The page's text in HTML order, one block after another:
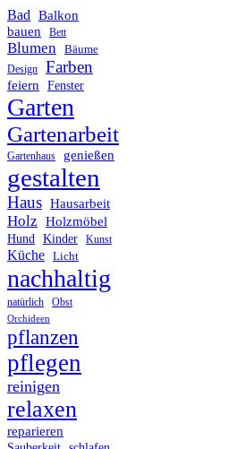
Bad
Balkon
bauen
Bett
Blumen Bäume
Design Farben
feiern Fenster
Garten
Gartenarbeit
Gartenhaus genießen
gestalten
Haus Hausarbeit
Holz Holzmöbel
Hund Kinder Kunst
Küche Licht
nachhaltig
natürlich Obst
Orchideen
pflanzen
pflegen
reinigen
relaxen
reparieren